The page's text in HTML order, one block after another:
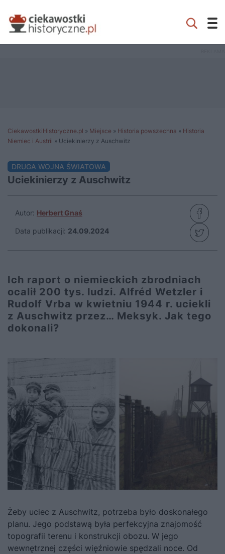
CiekawostkiHistoryczne.pl » Miejsce » Historia powszechna » Historia
Niemiec i Austrii » Uciekinierzy z Auschwitz
DRUGA WOJNA ŚWIATOWA
Uciekinierzy z Auschwitz
Autor: Herbert Gnaś
Data publikacji: 24.09.2024
Ich raport o niemieckich zbrodniach
ocalił 200 tys. ludzi. Alfréd Wetzler i
Rudolf Vrba w kwietniu 1944 r. uciekli
z Auschwitz przez… Meksyk. Jak tego
dokonali?
Żeby uciec z Auschwitz, potrzeba było doskonałego
planu. Jego podstawą była perfekcyjna znajomość
topografii terenu i konstrukcji obozu. W jego
wewnętrznej części więźniowie spędzali noce. Od